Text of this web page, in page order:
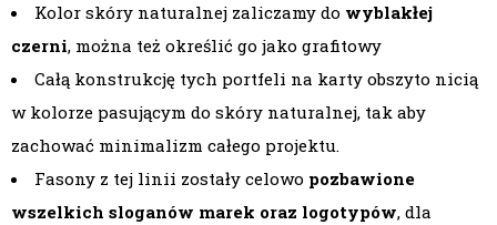
Kolor skóry naturalnej zaliczamy do wyblakłej
czerni, można też określić go jako grafitowy
Całą konstrukcję tych portfeli na karty obszyto nicią
w kolorze pasującym do skóry naturalnej, tak aby
zachować minimalizm całego projektu.
Fasony z tej linii zostały celowo pozbawione
wszelkich sloganów marek oraz logotypów, dla